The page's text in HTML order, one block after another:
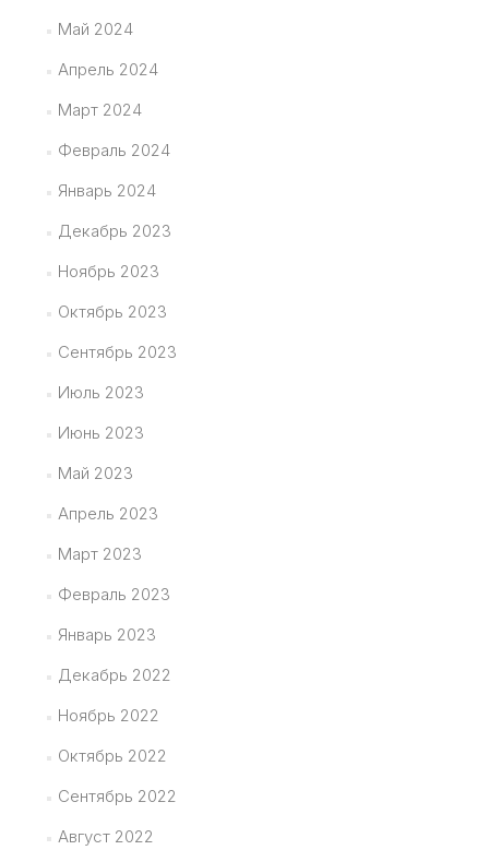
Май 2024
Апрель 2024
Март 2024
Февраль 2024
Январь 2024
Декабрь 2023
Ноябрь 2023
Октябрь 2023
Сентябрь 2023
Июль 2023
Июнь 2023
Май 2023
Апрель 2023
Март 2023
Февраль 2023
Январь 2023
Декабрь 2022
Ноябрь 2022
Октябрь 2022
Сентябрь 2022
Август 2022